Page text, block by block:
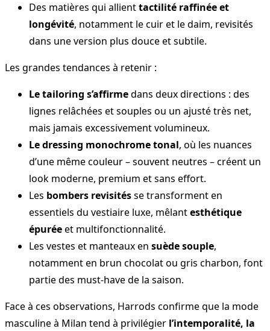
Des matières qui allienttactilité raffinée et
longévité, notamment le cuir et le daim, revisités
dans une version plus douce et subtile.
Les grandes tendances à retenir :
Le tailoring s’affirmedans deux directions : des
lignes relâchées et souples ou un ajusté très net,
mais jamais excessivement volumineux.
Le dressing monochrome tonal, où les nuances
d’une même couleur – souvent neutres – créent un
look moderne, premium et sans effort.
Les bombers revisitésse transforment en
essentiels du vestiaire luxe, mêlantesthétique
épuréeet multifonctionnalité.
Les vestes et manteaux en suède souple,
notamment en brun chocolat ou gris charbon, font
partie des must-have de la saison.
Face à ces observations, Harrods confirme que la mode
masculine à Milan tend à privilégier l’intemporalité, la